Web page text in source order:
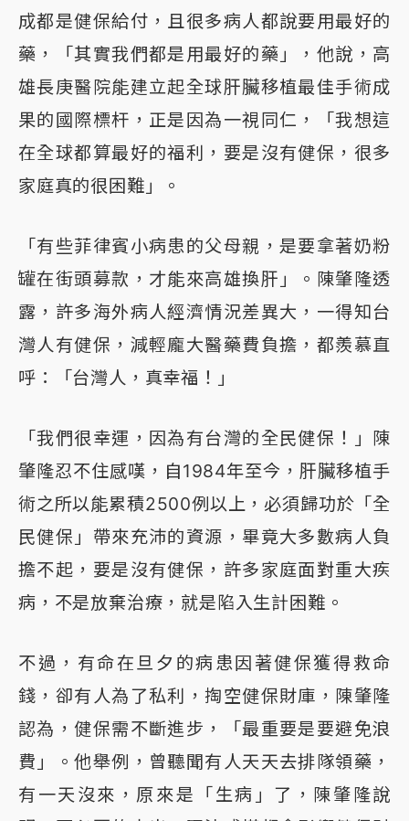
成都是健保給付，且很多病人都說要用最好的
藥，「其實我們都是用最好的藥」，他說，高
雄長庚醫院能建立起全球肝臟移植最佳手術成
果的國際標杆，正是因為一視同仁，「我想這
在全球都算最好的福利，要是沒有健保，很多
家庭真的很困難」。
「有些菲律賓小病患的父母親，是要拿著奶粉
罐在街頭募款，才能來高雄換肝」。陳肇隆透
露，許多海外病人經濟情況差異大，一得知台
灣人有健保，減輕龐大醫藥費負擔，都羨慕直
呼：「台灣人，真幸福！」
「我們很幸運，因為有台灣的全民健保！」陳
肇隆忍不住感嘆，自1984年至今，肝臟移植手
術之所以能累積2500例以上，必須歸功於「全
民健保」帶來充沛的資源，畢竟大多數病人負
擔不起，要是沒有健保，許多家庭面對重大疾
病，不是放棄治療，就是陷入生計困難。
不過，有命在旦夕的病患因著健保獲得救命
錢，卻有人為了私利，掏空健保財庫，陳肇隆
認為，健保需不斷進步，「最重要是要避免浪
費」。他舉例，曾聽聞有人天天去排隊領藥，
有一天沒來，原來是「生病」了，陳肇隆說